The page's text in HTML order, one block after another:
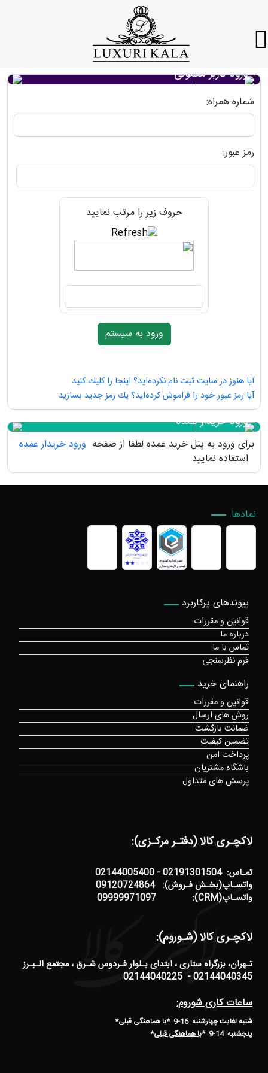
ورود کاربر معمولی
شماره همراه:
رمز عبور:
حروف زیر را مرتب نمایید
آیا هنوز در سایت ثبت نام نكرده‌اید؟ اینجا را كلیك كنید
آیا رمز عبور خود را فراموش كرده‌اید؟ یك رمز جدید بسازید
ورود خریدار عمده
برای ورود به پنل خرید عمده لطفا از صفحه ورود خریدار عمده
استفاده نمایید
لاکچـری کالا (دفتـر مرکـزی):
تمـاس: 02191301504 - 02144005400
واتسـاپ(بخـش فـروش): 09120724864
واتسـاپ(CRM): 09999971097
لاکچـری کالا (شـوروم):
تـهران، بزرگراه ستاری ، ابتدای بـلوار فـردوس شـرق ، مجتمع الـبـرز
02144040345 - 02144040225
ساعات کاری شوروم:
شنبه لغایت چهارشنبه 16-9 * با هماهنگی قبلی*
پنجشنبه 14-9
*با هماهنگی قبلی*
پیوندهای پرکاربرد
قوانین و مقررات
درباره ما
تماس با ما
فرم نظرسنجی
راهنمای خرید
قوانین و مقررات
روش های ارسال
ضمانت بازگشت
تضمین کیفیت
پرداخت امن
باشگاه مشتریان
پرسش های متداول
نمادها